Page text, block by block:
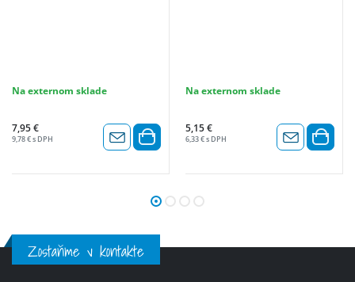
Na externom sklade
7,95 €
9,78 € s DPH
Na externom sklade
5,15 €
6,33 € s DPH
Zostaňme v kontakte